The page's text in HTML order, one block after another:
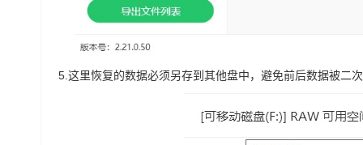
5. 这里恢复的数据必须另存到其他盘中，避免前后数据被二